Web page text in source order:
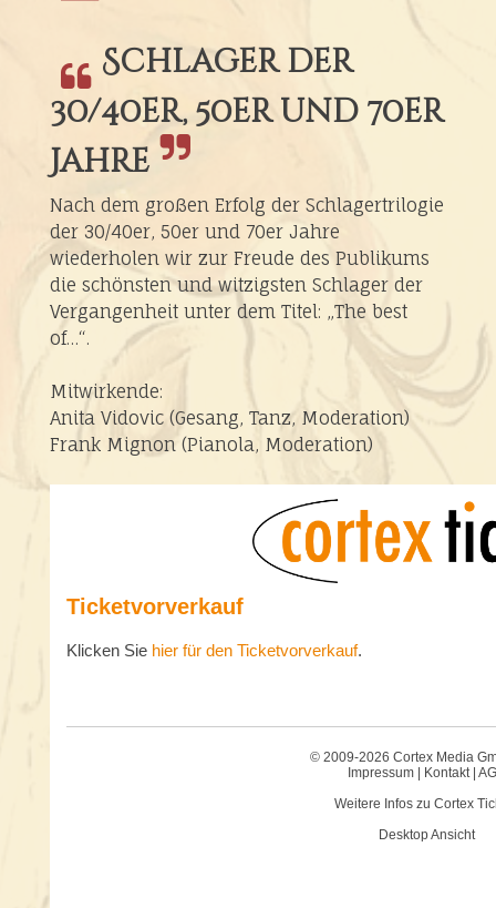
Schlager der
30/40er, 50er und 70er
Jahre
Nach dem großen Erfolg der Schlagertrilogie
der 30/40er, 50er und 70er Jahre
wiederholen wir zur Freude des Publikums
die schönsten und witzigsten Schlager der
Vergangenheit unter dem Titel: „The best
of…“.
Mitwirkende:
Anita Vidovic (Gesang, Tanz, Moderation)
Frank Mignon (Pianola, Moderation)